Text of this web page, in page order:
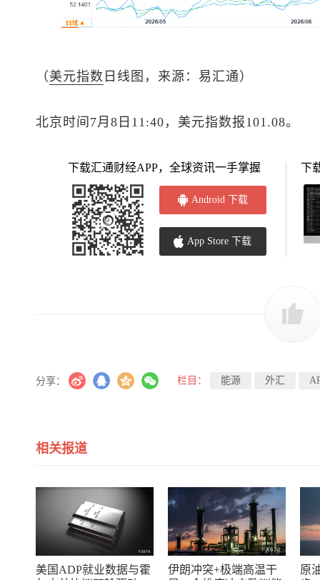
（美元指数 日线图，来源：易汇通）
北京时间7月8日11:40， 美元指数报101.08。
下载汇通财经APP，全球资讯一手掌握
Android 下载
App Store 下载
下
分享： 栏目： 能源 外汇
相关报道
美国ADP就业数据与霍
伊朗冲突+极端高温干
原